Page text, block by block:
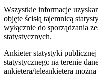
Wszystkie informacje
objęte ścisłą tajemnicą
wyłącznie do sporządzania
statystycznych.
Ankieter statystyki
statystycznego na terenie
ankietera/teleankietera